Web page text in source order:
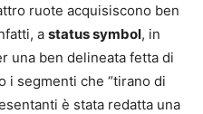
ruote acquisiscono ben
a status symbol, in
una ben delineata fetta di
i segmenti che “tirano di
è stata redatta una